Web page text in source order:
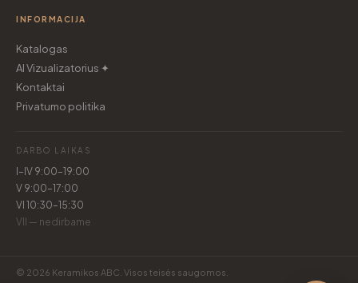
INFORMACIJA
Katalogas
AI Vizualizatorius ✦
Kontaktai
Privatumo politika
DARBO LAIKAS
I–IV 9:00–19:00
V 9:00–17:00
VI 10:30–15:30
VII — nedirbame
© 2026 Keramikos ABC. Visos teisės saugomos.